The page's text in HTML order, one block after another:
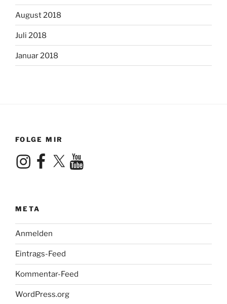
August 2018
Juli 2018
Januar 2018
FOLGE MIR
InstagramFacebook
X YouTube
META
Anmelden
Eintrags-Feed
Kommentar-Feed
WordPress.org